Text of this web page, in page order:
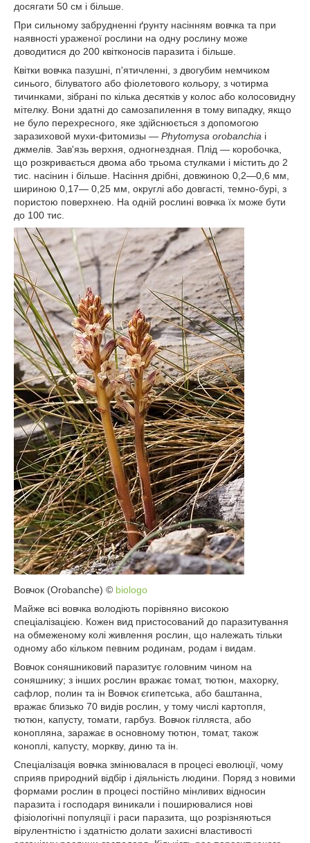
досягати 50 см і більше.
При сильному забрудненні ґрунту насінням вовчка та при
наявності ураженої рослини на одну рослину може
доводитися до 200 квітконосів паразита і більше.
Квітки вовчка пазушні, п'ятичленні, з двогубим немчиком
синього, білуватого або фіолетового кольору, з чотирма
тичинками, зібрані по кілька десятків у колос або колосовидну
мітелку. Вони здатні до самозапилення в тому випадку, якщо
не було перехресного, яке здійснюється з допомогою
заразиховой мухи-фитомизы — Phytomysa orobanchia і
джмелів. Зав'язь верхня, одногнездная. Плід — коробочка,
що розкривається двома або трьома стулками і містить до 2
тис. насінин і більше. Насіння дрібні, довжиною 0,2—0,6 мм,
шириною 0,17— 0,25 мм, округлі або довгасті, темно-бурі, з
пористою поверхнею. На одній рослині вовчка їх може бути
до 100 тис.
Вовчок (Orobanche) © biologo
Майже всі вовчка володіють порівняно високою
спеціалізацією. Кожен вид пристосований до паразитування
на обмеженому колі живлення рослин, що належать тільки
одному або кільком певним родинам, родам і видам.
Вовчок соняшниковий паразитує головним чином на
соняшнику; з інших рослин вражає томат, тютюн, махорку,
сафлор, полин та ін Вовчок єгипетська, або баштанна,
вражає близько 70 видів рослин, у тому числі картопля,
тютюн, капусту, томати, гарбуз. Вовчок гілляста, або
конопляна, заражає в основному тютюн, томат, також
коноплі, капусту, моркву, диню та ін.
Спеціалізація вовчка змінювалася в процесі еволюції, чому
сприяв природний відбір і діяльність людини. Поряд з новими
формами рослин в процесі постійно мінливих відносин
паразита і господаря виникали і поширювалися нові
фізіологічні популяції і раси паразита, що розрізняються
вірулентністю і здатністю долати захисні властивості